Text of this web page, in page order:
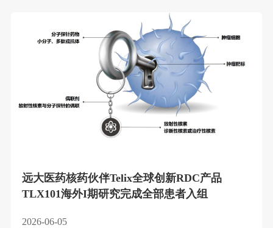
远大医药核药伙伴Telix全球创新RDC产品
TLX101海外I期研究完成全部患者入组
2026-06-05